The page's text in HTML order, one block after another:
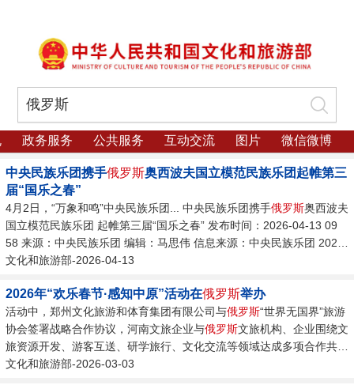
政务服务 公共服务 互动交流 图片 微信微博
中央民族乐团携手俄罗斯奥西波夫国立模范民族乐团起帷第三
届“国乐之春”
4月2日，“万象和鸣”中央民族乐团... 中央民族乐团携手俄罗斯奥西波夫
国立模范民族乐团 起帷第三届“国乐之春” 发布时间：2026-04-13 09
58 来源：中央民族乐团 编辑：马思伟 信息来源：中央民族乐团 2026-
04-13 4月2日，“万象和鸣”中央民族乐团与
幕。...
文化和旅游部-2026-04-13
2026年“欢乐春节·感知中原”活动在俄罗斯举办
活动中，郑州文化旅游和体育集团有限公司与俄罗斯“世界无国界”旅游
协会签署战略合作协议，河南文旅企业与俄罗斯文旅机构、企业围绕文
旅资源开发、游客互送、研学旅行、文化交流等领域达成多项合作共
识。...
文化和旅游部-2026-03-03